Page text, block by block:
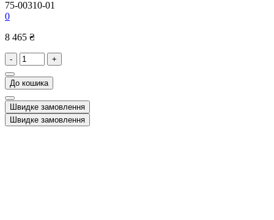
75-00310-01
0
8 465 ₴
- +
До кошика
Швидке замовлення
Швидке замовлення